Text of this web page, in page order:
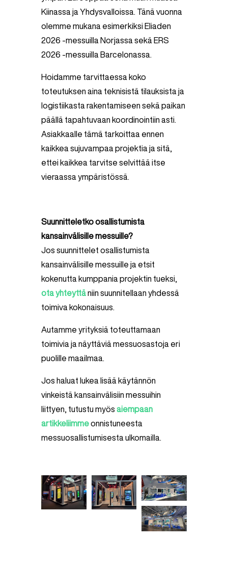
Kiinassa ja Yhdysvalloissa. Tänä vuonna
olemme mukana esimerkiksi Eliaden
2026 -messuilla Norjassa sekä ERS
2026 -messuilla Barcelonassa.
Hoidamme tarvittaessa koko
toteutuksen aina teknisistä tilauksista ja
logistiikasta rakentamiseen sekä paikan
päällä tapahtuvaan koordinointiin asti.
Asiakkaalle tämä tarkoittaa ennen
kaikkea sujuvampaa projektia ja sitä,
ettei kaikkea tarvitse selvittää itse
vieraassa ympäristössä.
Suunnitteletko osallistumista
kansainvälisille messuille?
Jos suunnittelet osallistumista
kansainvälisille messuille ja etsit
kokenutta kumppania projektin tueksi,
ota yhteyttä niin suunnitellaan yhdessä
toimiva kokonaisuus.
Autamme yrityksiä toteuttamaan
toimivia ja näyttäviä messuosastoja eri
puolille maailmaa.
Jos haluat lukea lisää käytännön
vinkeistä kansainvälisiin messuihin
liittyen, tutustu myös aiempaan
artikkeliimmeonnistuneesta
messuosallistumisesta ulkomailla.